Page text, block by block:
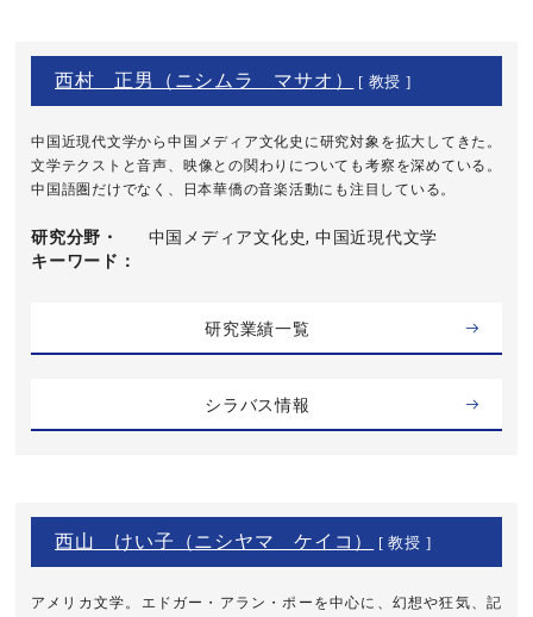
西村 正男（ニシムラ マサオ） [ 教授 ]
中国近現代文学から中国メディア文化史に研究対象を拡大してきた。
文学テクストと音声、映像との関わりについても考察を深めている。
中国語圏だけでなく、日本華僑の音楽活動にも注目している。
研究分野・
キーワード
中国メディア文化史, 中国近現代文学
研究業績一覧
シラバス情報
西山 けい子（ニシヤマ ケイコ） [ 教授 ]
アメリカ文学。エドガー・アラン・ポーを中心に、幻想や狂気、記